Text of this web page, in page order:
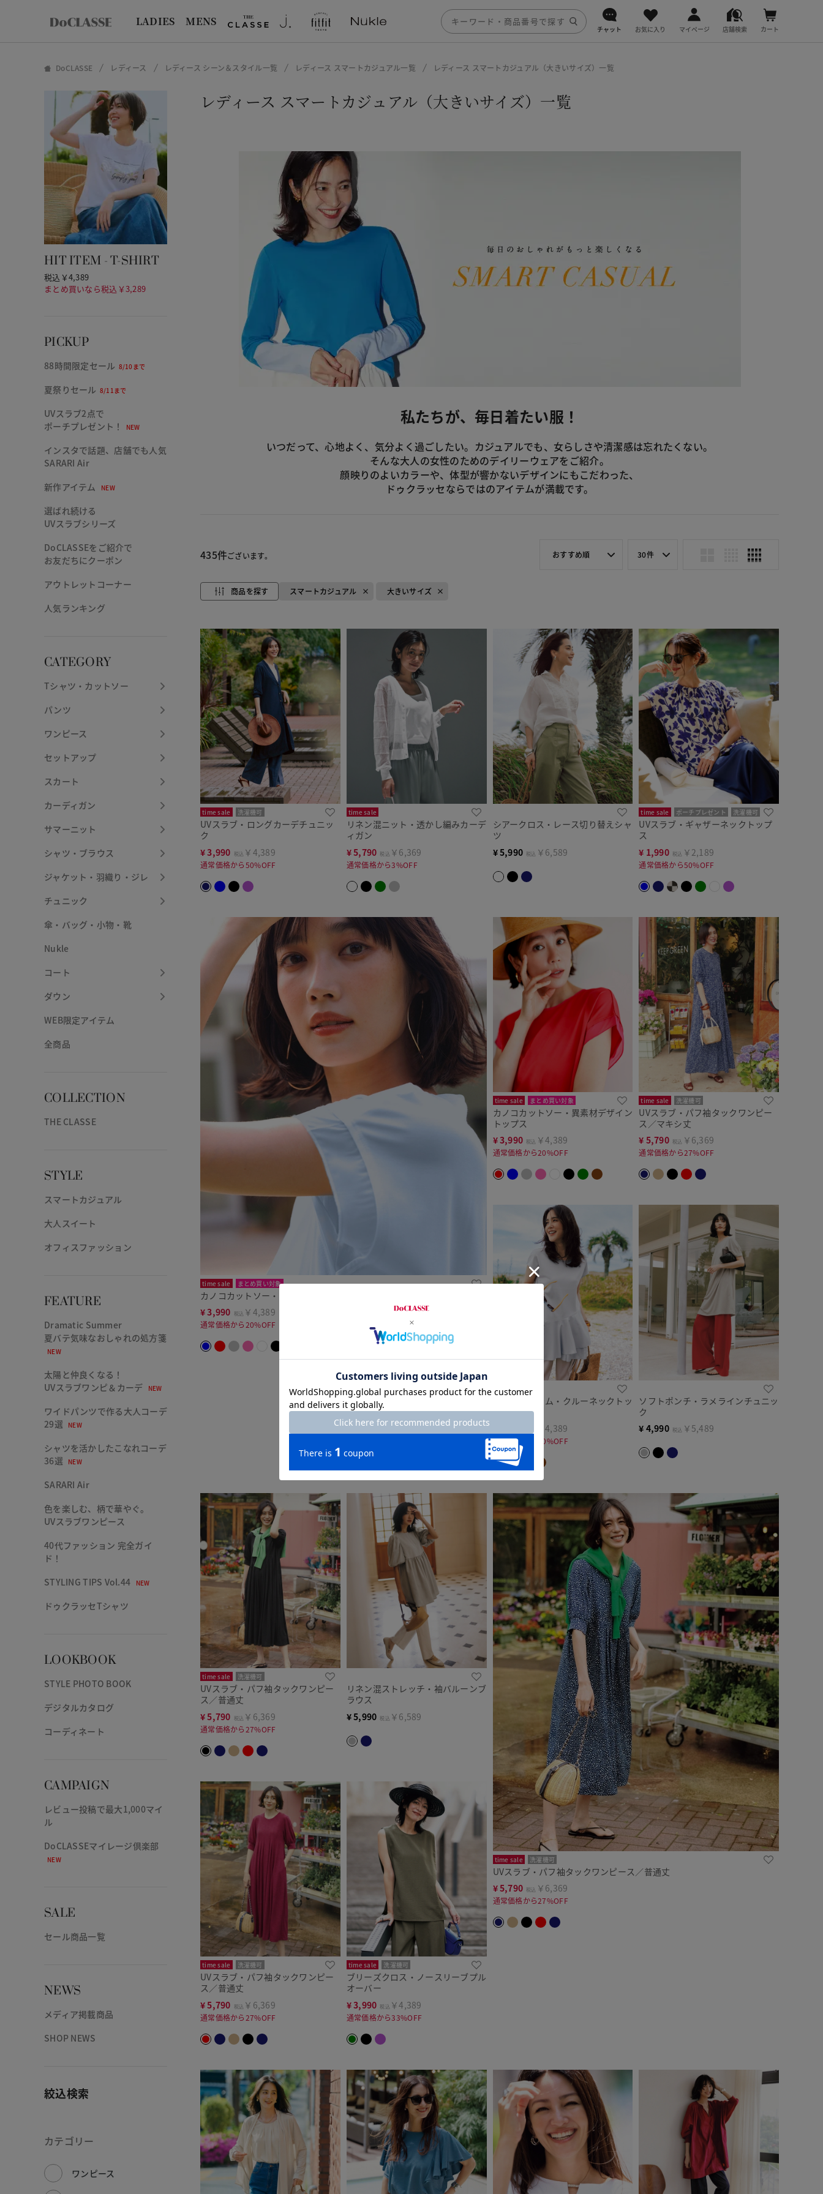
LADIES MENS
チャット お気に入り マイページ 店舗検索 カート
DoCLASSE レディース レディース シーン＆スタイル一覧 レディース スマートカジュアル一覧 レディース スマートカジュアル（大きいサイズ）一覧
HIT ITEM - T-SHIRT
税込￥4,389
まとめ買いなら税込￥3,289
PICKUP
88時間限定セール 8/10まで
夏祭りセール 8/11まで
UVスラブ2点で
ポーチプレゼント！
NEW
インスタで話題、店舗でも人気
SARARI Air
新作アイテム
NEW
選ばれ続ける
UVスラブシリーズ
DoCLASSEをご紹介で
お友だちにクーポン
アウトレットコーナー
人気ランキング
CATEGORY
Tシャツ・カットソー
パンツ
ワンピース
セットアップ
スカート
カーディガン
サマーニット
シャツ・ブラウス
ジャケット・羽織り・ジレ
チュニック
傘・バッグ・小物・靴
Nukle
コート
ダウン
WEB限定アイテム
全商品
COLLECTION
THE CLASSE
STYLE
スマートカジュアル
大人スイート
オフィスファッション
FEATURE
Dramatic Summer
夏バテ気味なおしゃれの処方箋
NEW
太陽と仲良くなる！
UVスラブワンピ＆カーデ
NEW
ワイドパンツで作る大人コーデ
29選
NEW
シャツを活かしたこなれコーデ
36選
NEW
SARARI Air
色を楽しむ、柄で華やぐ。
UVスラブワンピース
40代ファッション 完全ガイ
ド！
STYLING TIPS Vol.44
NEW
ドゥクラッセTシャツ
LOOKBOOK
STYLE PHOTO BOOK
デジタルカタログ
コーディネート
CAMPAIGN
レビュー投稿で最大1,000マイ
ル
DoCLASSEマイレージ倶楽部
NEW
SALE
セール商品一覧
NEWS
メディア掲載商品
SHOP NEWS
絞込検索
カテゴリー
ワンピース
レディース スマートカジュアル（大きいサイズ）一覧
私たちが、毎日着たい服！
いつだって、心地よく、気分よく過ごしたい。カジュアルでも、女らしさや清潔感は忘れたくない。
そんな大人の女性のためのデイリーウェアをご紹介。
顔映りのよいカラーや、体型が響かないデザインにもこだわった、
ドゥクラッセならではのアイテムが満載です。
435件ございます。 おすすめ順 30件
商品を探す スマートカジュアル 大きいサイズ
time sale 洗濯機可
UVスラブ・ロングカーデチュニッ
ク
¥3,990 税込 ￥4,389
通常価格から50%OFF
time sale
リネン混ニット・透かし編みカーデ
ィガン
¥5,790 税込 ￥6,369
通常価格から3%OFF
シアークロス・レース切り替えシャ
ツ
¥5,990 税込 ￥6,589
time sale ポーチプレゼント 洗濯機可
UVスラブ・ギャザーネックトップ
ス
¥ 1,990 税込 ￥2,189
通常価格から50%OFF
time sale まとめ買い対象
カノコカットソー・異素材デザイントップス
¥3,990 税込 ￥4,389
通常価格から20%OFF
time sale まとめ買い対象
カノコカットソー・異素材デザイン
トップス
¥3,990 税込 ￥4,389
通常価格から20%OFF
time sale 洗濯機可
UVスラブ・パフ袖タックワンピー
ス／マキシ丈
¥ 5,790 税込 ￥6,369
通常価格から27%OFF
time sale
異素材ペプラム・クルーネックトッ
プス
￥4,389
通常価格から20%OFF
ソフトポンチ・ラメラインチュニッ
ク
¥ 4,990 税込 ￥5,489
time sale 洗濯機可
UVスラブ・パフ袖タックワンピー
ス／普通丈
¥5,790 税込 ￥6,369
通常価格から27%OFF
リネン混ストレッチ・袖バルーンブ
ラウス
¥5,990 税込 ￥6,589
time sale 洗濯機可
UVスラブ・パフ袖タックワンピース／普通丈
¥5,790 税込 ￥6,369
通常価格から27%OFF
time sale 洗濯機可
UVスラブ・パフ袖タックワンピー
ス／普通丈
¥5,790 税込 ￥6,369
通常価格から27%OFF
time sale 洗濯機可
ブリーズクロス・ノースリーブプル
オーバー
¥3,990 税込 ￥4,389
通常価格から33%OFF